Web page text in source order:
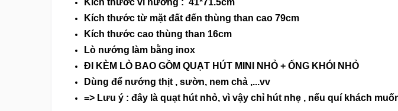
Kích thước vỉ nướng : 41*71.5cm
Kích thước từ mặt đất đến thùng than cao 79cm
Kích thước cao thùng than 16cm
Lò nướng làm bằng inox
ĐI KÈM LÒ BAO GỒM QUẠT HÚT MINI NHỎ + ỐNG KHÓI NHỎ
Dùng để nướng thịt , sườn, nem chả ,...vv
=> Lưu ý : đây là quạt hút nhỏ, vì vậy chỉ hút nhẹ , nếu quí khách